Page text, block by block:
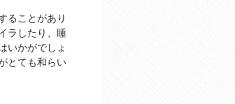
ることがあり
ラしたり、睡
いかがでしょ
とても和らい